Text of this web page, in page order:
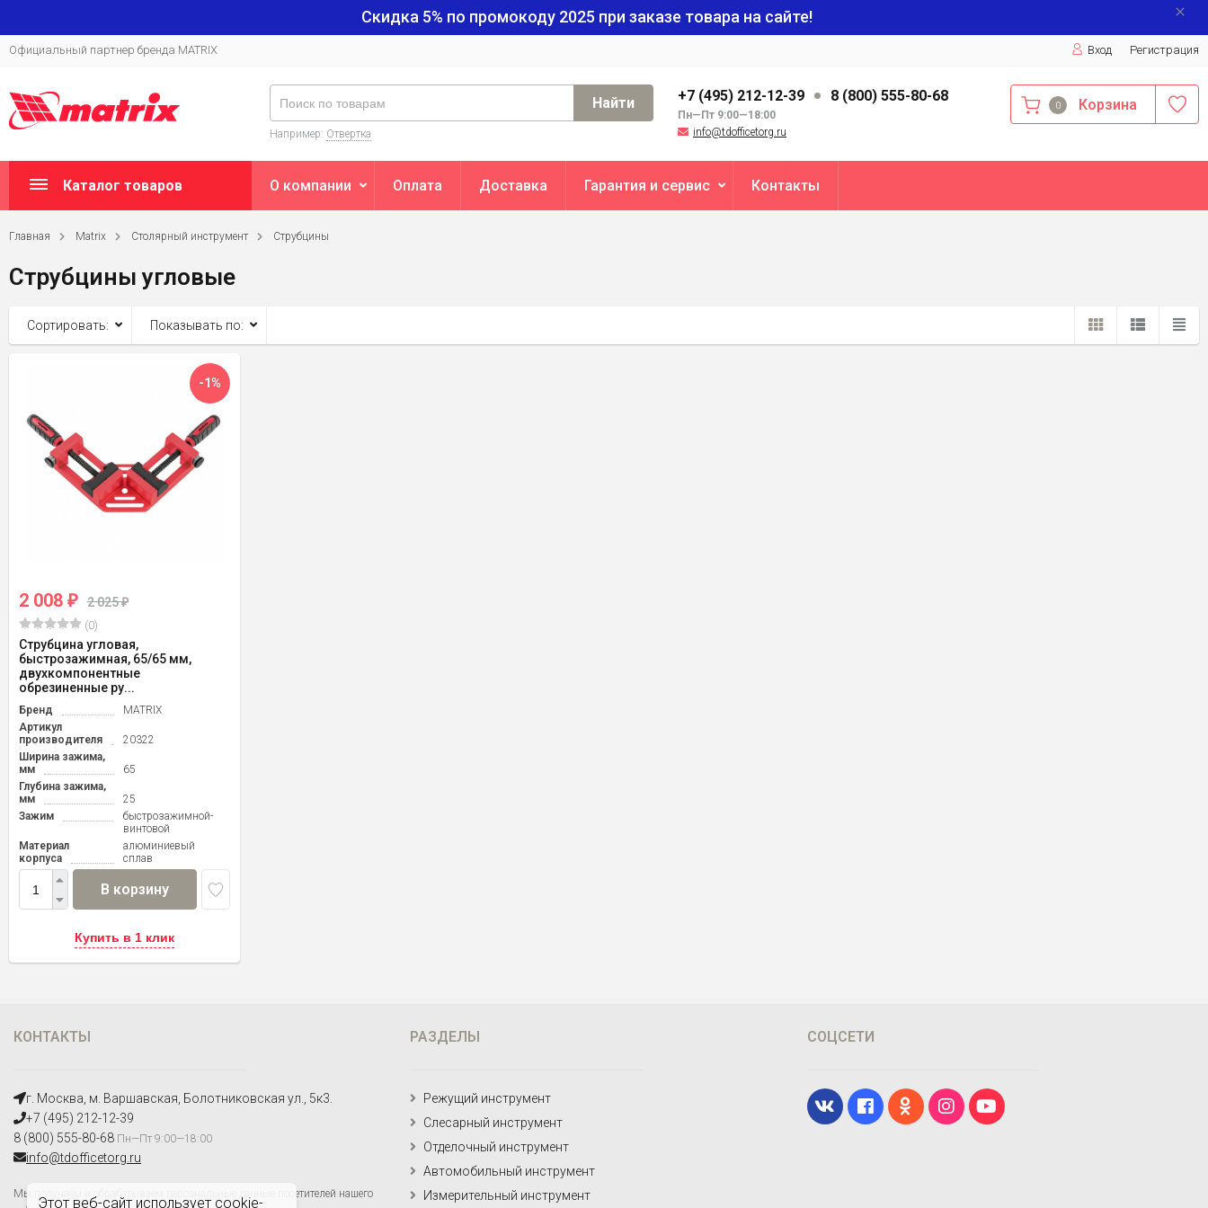
Этот веб-сайт использует cookie-
Скидка 5% по промокоду 2025 при заказе товара на сайте!
Официальный партнер бренда MATRIX Вход Регистрация
+7 (495) 212-12-39 8 (800) 555-80-68
Пн—Пт 9:00—18:00
info@tdofficetorg.ru
Найти
Например: Отвертка
0 Корзина
Каталог товаров О компании Оплата Доставка Гарантия и сервис Контакты
Главная Matrix Столярный инструмент Струбцины
Струбцины угловые
Сортировать: Показывать по:
-1%
2 008 ₽ 2 025₽
(0)
Струбцина угловая,
быстрозажимная, 65/65 мм,
двухкомпонентные
обрезиненные ру...
Бренд
MATRIX
Артикул
производителя
20322
Ширина зажима,
мм
65
Глубина зажима,
мм
25
Зажим
быстрозажимной-
винтовой
Материал
корпуса
алюминиевый
сплав
В корзину
Купить в 1 клик
КОНТАКТЫ
г. Москва, м. Варшавская, Болотниковская ул., 5к3.
+7 (495) 212-12-39
8 (800) 555-80-68 Пн—Пт 9:00—18:00
info@tdofficetorg.ru
Мы получаем и обрабатываем персональные данные посетителей нашего
РАЗДЕЛЫ
Режущий инструмент
Слесарный инструмент
Отделочный инструмент
Автомобильный инструмент
Измерительный инструмент
СОЦСЕТИ